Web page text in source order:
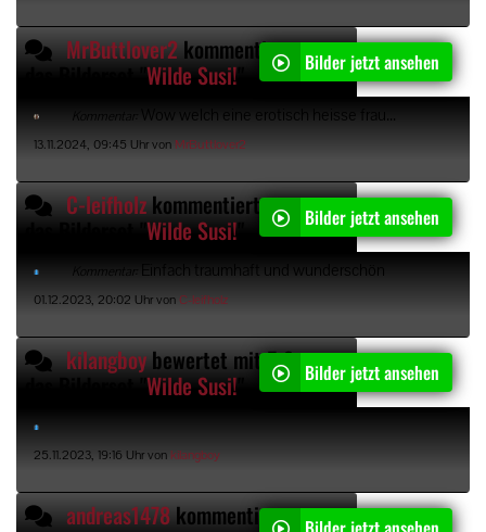
MrButtlover2kommentiert
Wilde Susi! Bilder jetzt ansehen
Kommentar: Wow welch eine erotisch heisse frau...
13.11.2024, 09:45 Uhr von MrButtlover2
C-leifholzkommentiert
Wilde Susi! Bilder jetzt ansehen
Kommentar: Einfach traumhaft und wunderschön
01.12.2023, 20:02 Uhr vonC-leifholz
kilangboybewertet mit 5 Sternen
Wilde Susi! Bilder jetzt ansehen
25.11.2023, 19:16 Uhr vonkilangboy
andreas1478kommentiert